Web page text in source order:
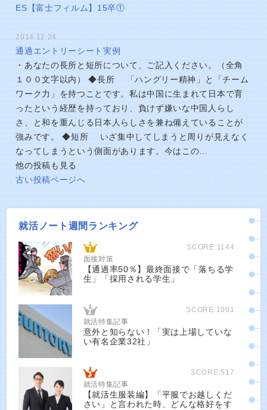
ES【富士フィルム】15卒①
2014.12.24
通過エントリーシート実例
・あなたの長所と短所について、ご記入ください。（全角
１００文字以内） ◆長所 「ハングリー精神」と「チーム
ワーク力」を持つことです。私は中国に生まれて日本で育
ったという経歴を持っており、負けず嫌いな中国人らし
さ、と和を重んじる日本人らしさを兼ね備えていることが
強みです。 ◆短所 いざ集中してしまうと周りが見えなく
なってしまうという側面があります。今はこの…
他の投稿も見る
古い投稿ページへ
就活ノート週間ランキング
SCORE:1144
面接対策
【通過率50％】最終面接で「落ちる学
生」「採用される学生」
SCORE:1091
就活特集記事
意外と知らない！「実は上場していな
い有名企業32社」
SCORE:517
就活特集記事
【就活生服装編】「平服でお越しくだ
さい」と言われた時、どんな格好をす